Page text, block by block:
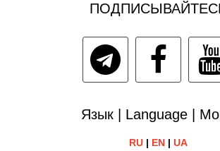
Язык | Language |
RU| EN| UA